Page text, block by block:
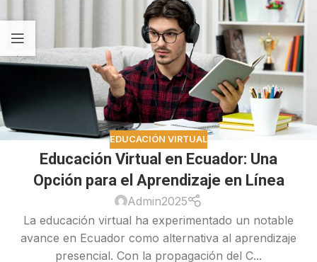
EDUCACIÓN VIRTUAL
Educación Virtual en Ecuador: Una
Opción para el Aprendizaje en Línea
Admin2025
La educación virtual ha experimentado un notable
avance en Ecuador como alternativa al aprendizaje
presencial. Con la propagación del C...